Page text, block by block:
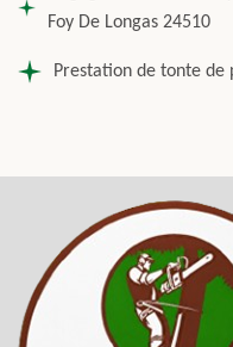
Foy De Longas 24510
Prestation de tonte de